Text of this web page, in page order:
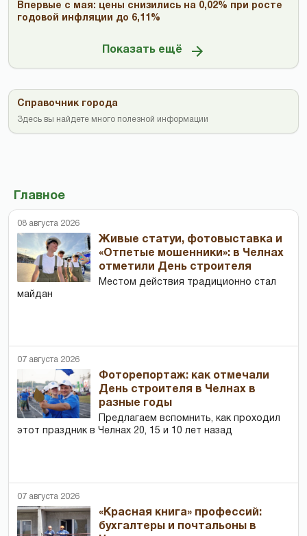
Впервые с мая: цены снизились на 0,02% при росте
годовой инфляции до 6,11%
Показать ещё
Справочник города
Здесь вы найдете много полезной информации
Главное
08 августа 2026
Живые статуи, фотовыставка и
«Отпетые мошенники»: в Челнах
отметили День строителя
Местом действия традиционно стал
майдан
07 августа 2026
Фоторепортаж: как отмечали
День строителя в Челнах в
разные годы
Предлагаем вспомнить, как проходил
этот праздник в Челнах 20, 15 и 10 лет назад
07 августа 2026
«Красная книга» профессий:
бухгалтеры и почтальоны в